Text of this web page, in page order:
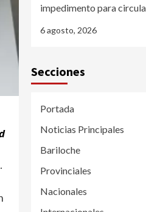
impedimento para
6 agosto, 2026
Secciones
Portada
Noticias Principales
Bariloche
Provinciales
Nacionales